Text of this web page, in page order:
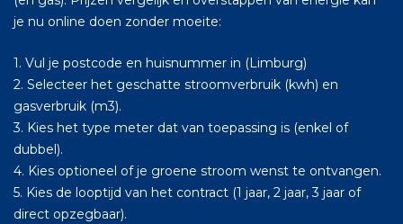
je nu online doen zonder moeite:
1. Vul je postcode en huisnummer in (Limburg)
2. Selecteer het geschatte stroomverbruik (kwh) en
gasverbruik (m3).
3. Kies het type meter dat van toepassing is (enkel of
dubbel).
4. Kies optioneel of je groene stroom wenst te ontvangen.
5. Kies de looptijd van het contract (1 jaar, 2 jaar, 3 jaar of
direct opzegbaar).